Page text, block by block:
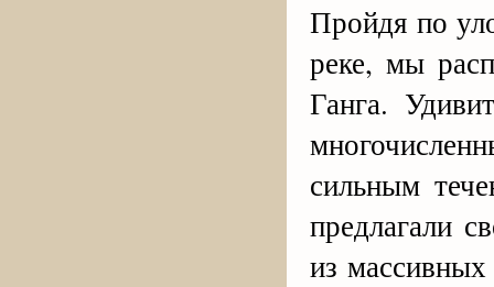
Пройдя по
реке, мы
Ганга.
сильным
предлагали
из